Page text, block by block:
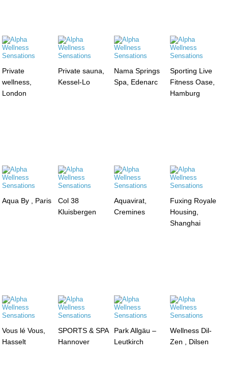
Private
wellness,
London
Private sauna,
Kessel-Lo
Nama Springs
Spa, Edenarc
Sporting Live
Fitness Oase,
Hamburg
Aqua By , Paris
Col 38
Kluisbergen
Aquavirat,
Cremines
Fuxing Royale
Housing,
Shanghai
Vous lé Vous,
Hasselt
SPORTS & SPA
Hannover
Park Allgäu –
Leutkirch
Wellness Dil-
Zen , Dilsen